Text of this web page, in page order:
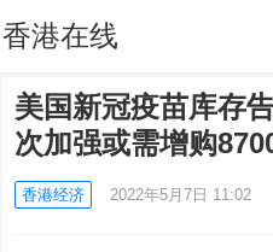
香港在线
美国新冠疫苗库存
次加强或需增购
香港经济 2022年5月7日 11:02